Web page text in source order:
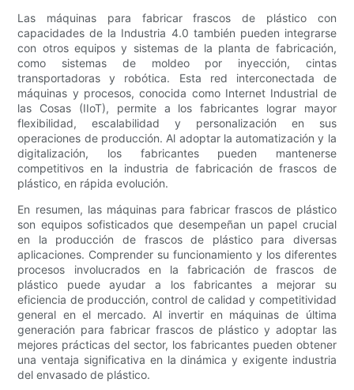
Las máquinas para fabricar frascos de plástico con
capacidades de la Industria 4.0 también pueden integrarse
con otros equipos y sistemas de la planta de fabricación,
como sistemas de moldeo por inyección, cintas
transportadoras y robótica. Esta red interconectada de
máquinas y procesos, conocida como Internet Industrial de
las Cosas (IIoT), permite a los fabricantes lograr mayor
flexibilidad, escalabilidad y personalización en sus
operaciones de producción. Al adoptar la automatización y la
digitalización, los fabricantes pueden mantenerse
competitivos en la industria de fabricación de frascos de
plástico, en rápida evolución.
En resumen, las máquinas para fabricar frascos de plástico
son equipos sofisticados que desempeñan un papel crucial
en la producción de frascos de plástico para diversas
aplicaciones. Comprender su funcionamiento y los diferentes
procesos involucrados en la fabricación de frascos de
plástico puede ayudar a los fabricantes a mejorar su
eficiencia de producción, control de calidad y competitividad
general en el mercado. Al invertir en máquinas de última
generación para fabricar frascos de plástico y adoptar las
mejores prácticas del sector, los fabricantes pueden obtener
una ventaja significativa en la dinámica y exigente industria
del envasado de plástico.